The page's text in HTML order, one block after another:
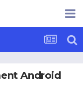
Android